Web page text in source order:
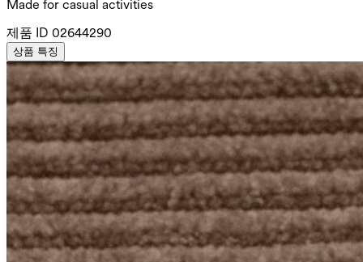
Made for casual activities
제품 ID 02644290
상품 특징